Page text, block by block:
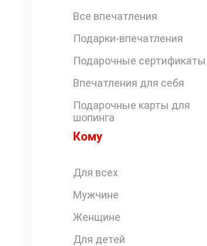
Все впечатления
Подарки-впечатления
Подарочные сертификаты
Впечатления для себя
Подарочные карты для
шопинга
Кому
Для всех
Мужчине
Женщине
Для детей